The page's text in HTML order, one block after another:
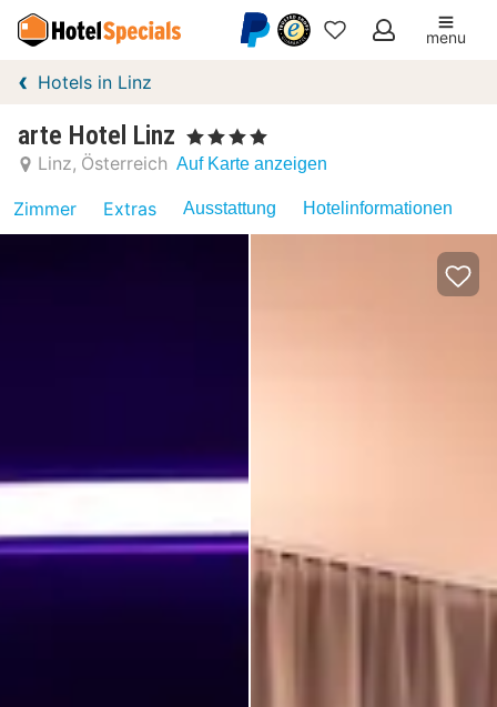
Meine
menu
Hotels in Linz
arte Hotel Linz , 4 Sterne
Linz Österreich Auf Karte anzeigen
Zimmer Extras Ausstattung Hotelinformationen